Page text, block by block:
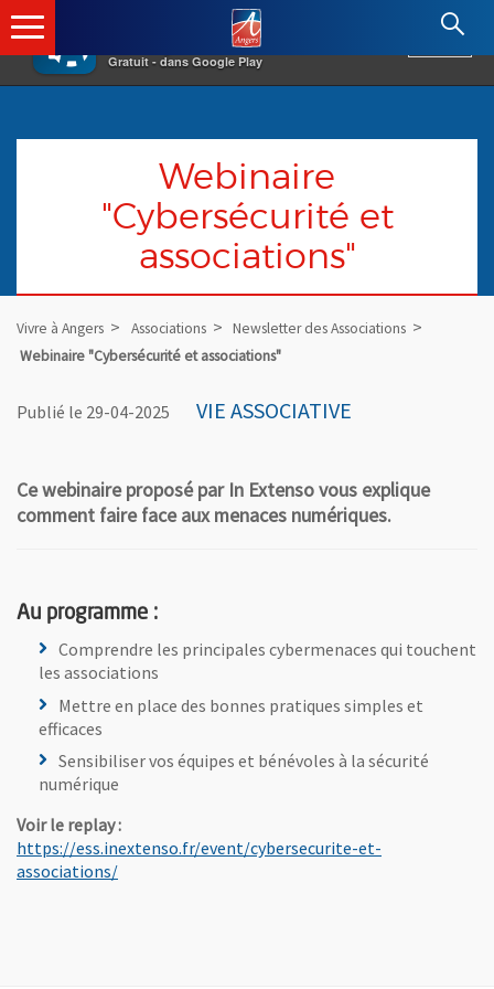
×
Gratuit - dans Google Play
Angers.fr : Retour à l'accueil
Webinaire
"Cybersécurité et
associations"
Vivre à Angers Associations
Newsletter des Associations
Webinaire "Cybersécurité et associations"
Publié le 29-04-2025 VIE ASSOCIATIVE
Ce webinaire proposé par In Extenso vous explique
comment faire face aux menaces numériques.
Au programme :
Comprendre les principales cybermenaces qui touchent
les associations
Mettre en place des bonnes pratiques simples et
efficaces
Sensibiliser vos équipes et bénévoles à la sécurité
numérique
Voir le replay :
https://ess.inextenso.fr/event/cybersecurite-et-
associations/, Ouvre une nouvelle fenêtre